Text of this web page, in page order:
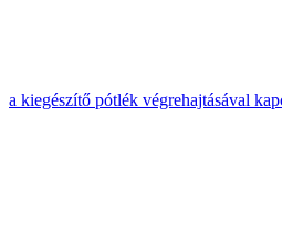
a kiegészítő pótlék végrehajtásával